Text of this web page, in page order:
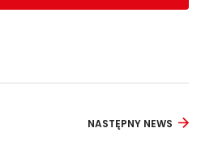
NASTĘPNY NEWS